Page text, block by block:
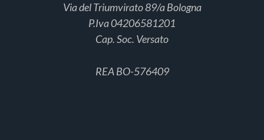
Via del Triumvirato 89/a Bologna
P.Iva 04206581201
Cap. Soc. Versato
REA BO-576409